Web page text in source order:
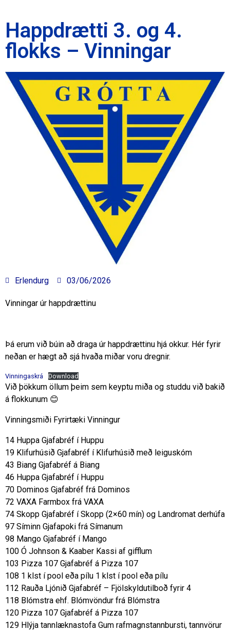
Happdrætti 3. og 4.
flokks – Vinningar
Erlendurg 03/06/2026
Vinningar úr happdrættinu
Þá erum við búin að draga úr happdrættinu hjá okkur. Hér fyrir
neðan er hægt að sjá hvaða miðar voru dregnir.
Vinningaskrá Download
Við þökkum öllum þeim sem keyptu miða og studdu við bakið
á flokkunum 😊
Vinningsmiði Fyrirtæki Vinningur
14 Huppa Gjafabréf í Huppu
19 Klifurhúsið Gjafabréf í Klifurhúsið með leiguskóm
43 Biang Gjafabréf á Biang
46 Huppa Gjafabréf í Huppu
70 Dominos Gjafabréf frá Dominos
72 VAXA Farmbox frá VAXA
74 Skopp Gjafabréf í Skopp (2×60 mín) og Landromat derhúfa
97 Síminn Gjafapoki frá Símanum
98 Mango Gjafabréf í Mango
100 Ó Johnson & Kaaber Kassi af gifflum
103 Pizza 107 Gjafabréf á Pizza 107
108 1 klst í pool eða pílu 1 klst í pool eða pílu
112 Rauða Ljónið Gjafabréf – Fjölskyldutilboð fyrir 4
118 Blómstra ehf. Blómvöndur frá Blómstra
120 Pizza 107 Gjafabréf á Pizza 107
129 Hlýja tannlæknastofa Gum rafmagnstannbursti, tannvörur